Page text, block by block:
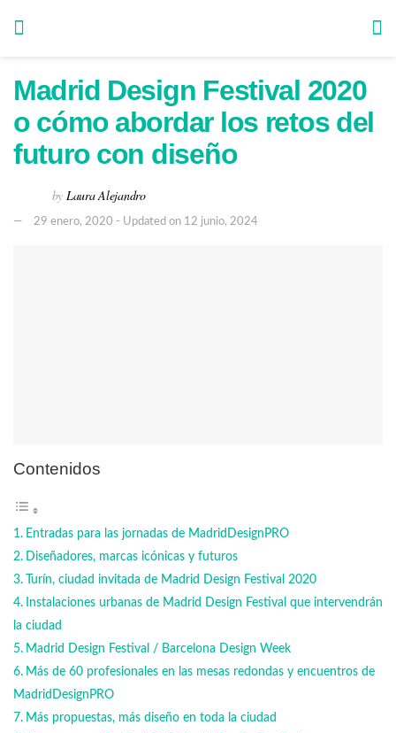
Madrid Design Festival 2020
o cómo abordar los retos del
futuro con diseño
by Laura Alejandro
29 enero, 2020 - Updated on 12 junio, 2024
Contenidos
Entradas para las jornadas de MadridDesignPRO
Diseñadores, marcas icónicas y futuros
Turín, ciudad invitada de Madrid Design Festival 2020
Instalaciones urbanas de Madrid Design Festival que intervendrán
la ciudad
Madrid Design Festival / Barcelona Design Week
Más de 60 profesionales en las mesas redondas y encuentros de
MadridDesignPRO
Más propuestas, más diseño en toda la ciudad